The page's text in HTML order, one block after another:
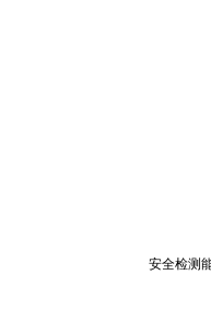
安全检测